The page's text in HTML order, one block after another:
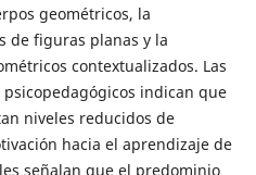
geométricos, la
de figuras planas y la
contextualizados. Las
indican que
niveles reducidos de
hacia el aprendizaje de
señalan que el predominio